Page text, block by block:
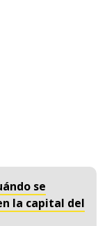
se
la capital del